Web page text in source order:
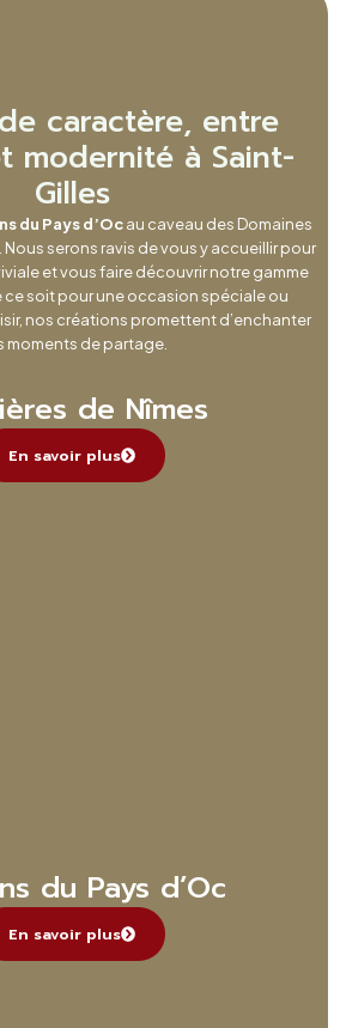
caractère, entre
modernité à Saint-
Gilles
du Pays d’Ocau caveau des Domaines
serons ravis de vous y accueillir pour
et vous faire découvrir notre gamme
ce soit pour une occasion spéciale ou
nos créations promettent d’enchanter
moments de partage.
de Nîmes
En savoir plus
du Pays d’Oc
En savoir plus